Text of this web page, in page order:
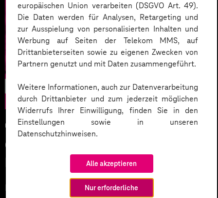
europäischen Union verarbeiten (DSGVO Art. 49).
Die Daten werden für Analysen, Retargeting und
zur Ausspielung von personalisierten Inhalten und
Werbung auf Seiten der Telekom MMS, auf
Drittanbieterseiten sowie zu eigenen Zwecken von
Partnern genutzt und mit Daten zusammengeführt.
Weitere Informationen, auch zur Datenverarbeitung
durch Drittanbieter und zum jederzeit möglichen
Widerrufs Ihrer Einwilligung, finden Sie in den
Einstellungen sowie in unseren
Datenschutzhinweisen.
Alle akzeptieren
Nur erforderliche
E-Commerce
01.11.2023
Green Commerce – Wandel im
Handel digital unterstützen
Nachhaltigkeit und Handel – passt das überhaupt